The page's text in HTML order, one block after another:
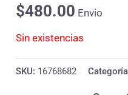
$480.00 Envio
Sin existencias
SKU: 16768682